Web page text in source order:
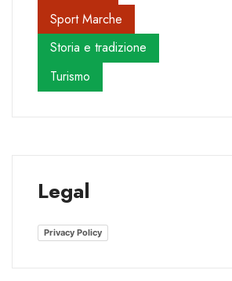
Sport Marche
Storia e tradizione
Turismo
Legal
Privacy Policy